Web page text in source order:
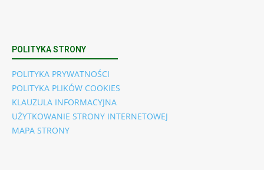
POLITYKA STRONY
POLITYKA PRYWATNOŚCI
POLITYKA PLIKÓW COOKIES
KLAUZULA INFORMACYJNA
UŻYTKOWANIE STRONY INTERNETOWEJ
MAPA STRONY